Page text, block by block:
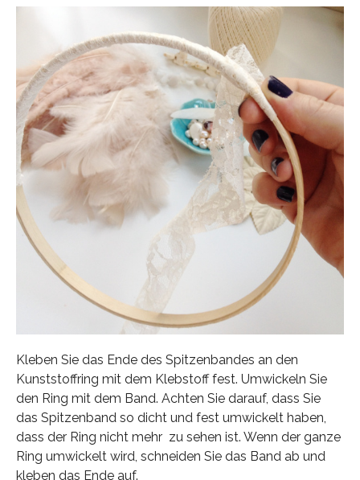
Kleben Sie das Ende des Spitzenbandes an den
Kunststoffring mit dem Klebstoff fest. Umwickeln Sie
den Ring mit dem Band. Achten Sie darauf, dass Sie
das Spitzenband so dicht und fest umwickelt haben,
dass der Ring nicht mehr zu sehen ist. Wenn der ganze
Ring umwickelt wird, schneiden Sie das Band ab und
kleben das Ende auf.